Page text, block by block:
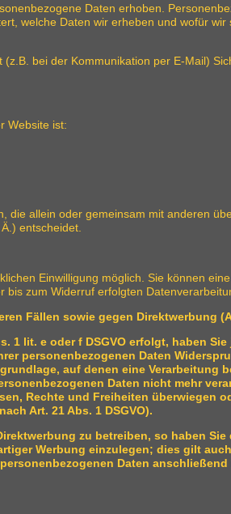
Daten erhoben.
welche Daten wir erheben und wofür
bei der Kommunikation per E-Mail)
Website ist:
die allein oder gemeinsam mit anderen
entscheidet.
Einwilligung möglich. Sie können
zum Widerruf erfolgten
Fällen sowie gegen Direktwerbung
1 lit. e oder f DSGVO erfolgt, haben
personenbezogenen Daten
auf denen eine Verarbeitung
Daten nicht mehr
Rechte und Freiheiten überwiegen
Art. 21 Abs. 1 DSGVO).
zu betreiben, so haben
Werbung einzulegen; dies gilt
Daten